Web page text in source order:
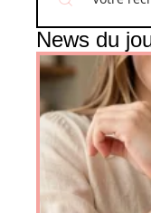
News du